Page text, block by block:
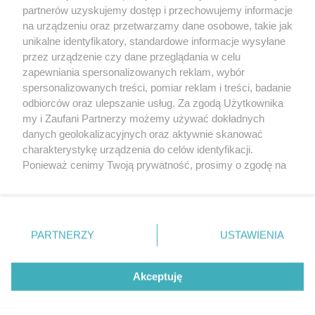
Pokaż więcej
Reklama Tematy Archiwum artykułów
Strona korzysta z plików cookies w celu realizacji usług. Pozostając na niej,
wyrażasz zgodę na ich wykorzystanie. Więcej informacji w polityce
prywatności.
partnerów uzyskujemy dostęp i przechowujemy informacje
na urządzeniu oraz przetwarzamy dane osobowe, takie jak
unikalne identyfikatory, standardowe informacje wysyłane
przez urządzenie czy dane przeglądania w celu
zapewniania spersonalizowanych reklam, wybór
spersonalizowanych treści, pomiar reklam i treści, badanie
odbiorców oraz ulepszanie usług. Za zgodą Użytkownika
my i Zaufani Partnerzy możemy używać dokładnych
danych geolokalizacyjnych oraz aktywnie skanować
charakterystykę urządzenia do celów identyfikacji.
Ponieważ cenimy Twoją prywatność, prosimy o zgodę na
znajdujący się w lewym dolnym rogu strony
. Niektóre
rodzaje przetwarzania danych nie wymagają zgody
użytkownika, ale masz prawo sprzeciwić się takiemu
przetwarzaniu. Preferencje będą miały zastosowania tylko
na tej witrynie.
PARTNERZY USTAWIENIA
Akceptuję